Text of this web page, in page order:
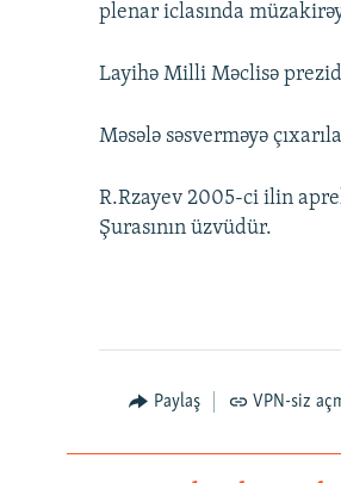
plenar iclasında
Layihə Milli Məclisə
Məsələ səsverməyə
R.Rzayev 2005-ci ilin
Şurasının üzvüdür.
Paylaş VPN-siz